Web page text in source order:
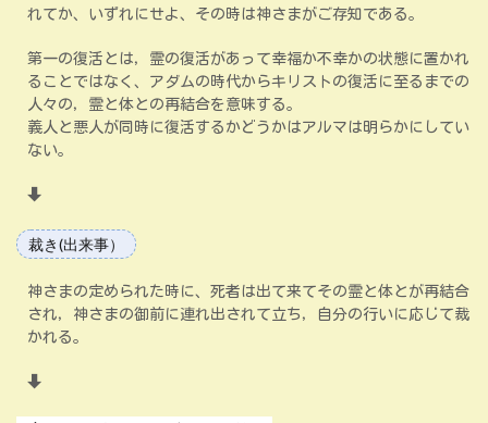
れてか、いずれにせよ、その時は神さまがご存知である。
第一の復活とは，霊の復活があって幸福か不幸かの状態に置かれ
ることではなく、アダムの時代からキリストの復活に至るまでの
人々の，霊と体との再結合を意味する。
義人と悪人が同時に復活するかどうかはアルマは明らかにしてい
ない。
裁き(出来事）
神さまの定められた時に、死者は出て来てその霊と体とが再結合
され，神さまの御前に連れ出されて立ち，自分の行いに応じて裁
かれる。